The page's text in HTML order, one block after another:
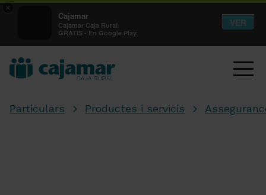
×
Cajamar
Cajamar Caja Rural
GRATIS - En Google Play
VER
Particulars Productes i servicis